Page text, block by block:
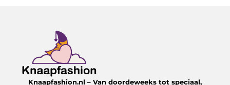
Knaapfashion.nl – Van doordeweeks tot speciaal,